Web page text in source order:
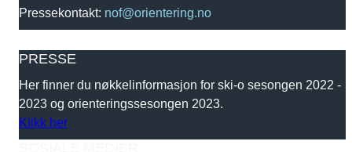
Pressekontakt: nof@orientering.no
PRESSE
Her finner du nøkkelinformasjon for ski-o sesongen 2022 -
2023 og orienteringssesongen 2023.
Klikk her